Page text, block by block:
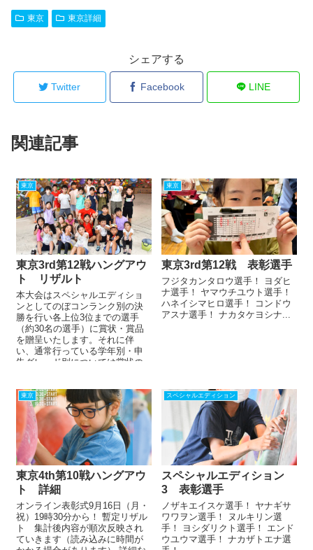
東京 東京詳細
シェアする
Twitter Facebook LINE
関連記事
東京
東京3rd第12戦ハングアウ
ト リザルト
本大会はスペシャルエディショ
ンとしてのぼコンランク別の決
勝を行い各上位3位までの選手
（約30名の選手）に賞状・賞品
を贈呈いたします。それに伴
い、通常行っている学年別・申
告グレード別については賞状の
東京
東京3rd第12戦 表彰選手
フジタカンタロウ選手！ ヨダヒ
ナ選手！ ヤマウチユウト選手！
ハネイシマヒロ選手！ コンドウ
アスナ選手！ ナカタケヨシナ...
東京
東京4th第10戦ハングアウ
ト 詳細
オンライン表彰式9月16日（月・
祝）19時30分から！ 暫定リザル
ト 集計後内容が順次反映され
ていきます（読み込みに時間が
スペシャルエディション
スペシャルエディション
3 表彰選手
ノザキエイスケ選手！ ヤナギサ
ワワヲン選手！ ヌルキリン選
手！ ヨシダリクト選手！ エンド
ウユウマ選手！ ナカザトエナ選